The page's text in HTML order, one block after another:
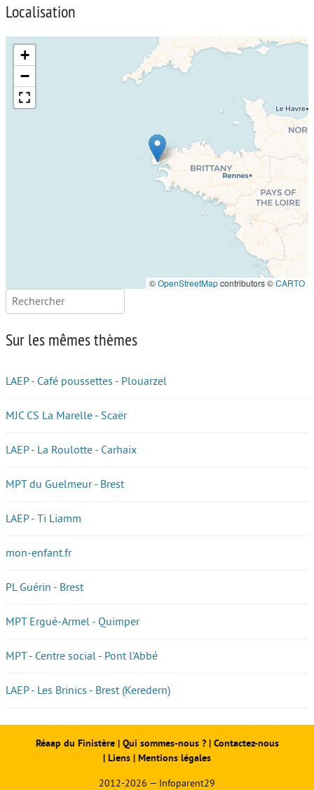
Aide aux parents
Place aux grands-parents
Localisation
+
−
©OpenStreetMapcontributors ©CARTO
Rechercher :
Sur les mêmes thèmes
LAEP - Café poussettes - Plouarzel
MJC CS La Marelle - Scaër
LAEP - La Roulotte - Carhaix
MPT du Guelmeur - Brest
LAEP - Ti Liamm
mon-enfant.fr
PL Guérin - Brest
MPT Ergué-Armel - Quimper
MPT - Centre social - Pont l’Abbé
LAEP - Les Brinics - Brest (Keredern)
Réaap du Finistère| Qui sommes-nous ? | Contactez-nous
| Liens | Mentions légales
2012-2026 — Infoparent29